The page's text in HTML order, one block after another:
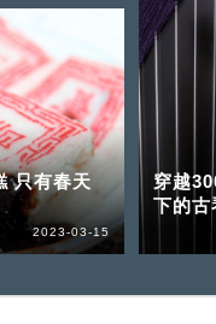
只有春天
2023-03-15
穿越
下的古